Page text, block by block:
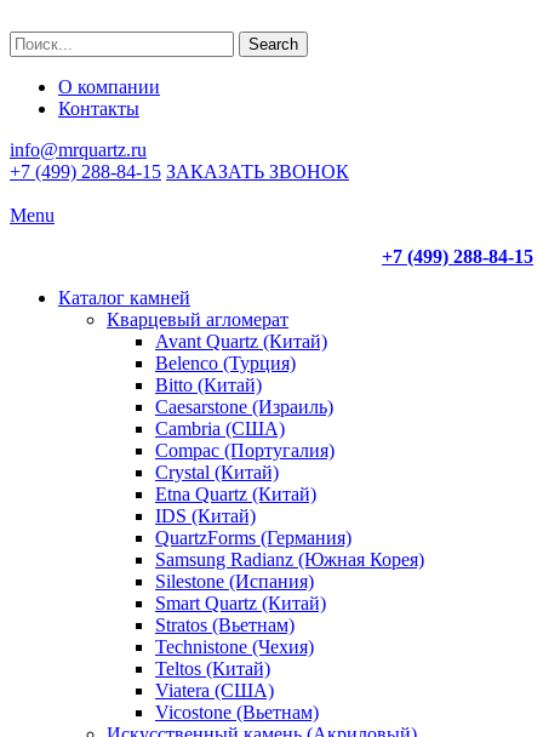
Search
О компании
Контакты
info@mrquartz.ru
+7 (499) 288-84-15 ЗАКАЗАТЬ ЗВОНОК
Menu
+7 (499) 288-84-15
Каталог камней
Кварцевый агломерат
Avant Quartz (Китай)
Belenco (Турция)
Bitto (Китай)
Caesarstone (Израиль)
Cambria (США)
Compac (Португалия)
Crystal (Китай)
Etna Quartz (Китай)
IDS (Китай)
QuartzForms (Германия)
Samsung Radianz (Южная Корея)
Silestone (Испания)
Smart Quartz (Китай)
Stratos (Вьетнам)
Technistone (Чехия)
Teltos (Китай)
Viatera (США)
Vicostone (Вьетнам)